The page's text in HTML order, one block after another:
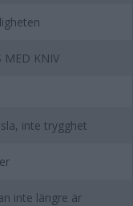
MED KNIV
inte trygghet
inte längre är